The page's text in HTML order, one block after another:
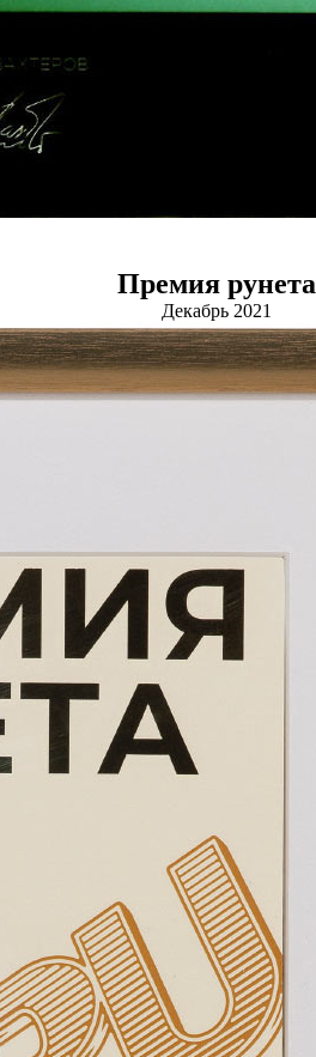
Премия рунета
Декабрь 2021